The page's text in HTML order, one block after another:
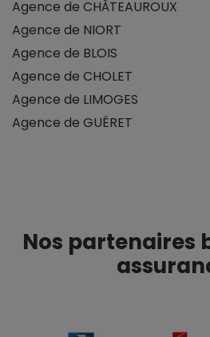
Agence de CHÂTEAUROUX
Agence de NIORT
Agence de BLOIS
Agence de CHOLET
Agence de LIMOGES
Agence de GUÉRET
Nos partenaires